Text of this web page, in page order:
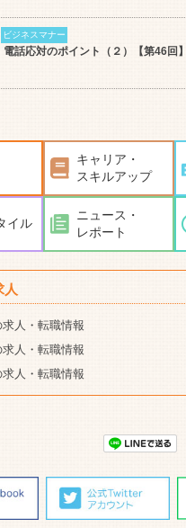
ビジネスマナー
電話応対のポイント（２）【第46回】
キャリア・
スキルアップ
イル
ニュース・
レポート
人
人・転職情報
人・転職情報
人・転職情報